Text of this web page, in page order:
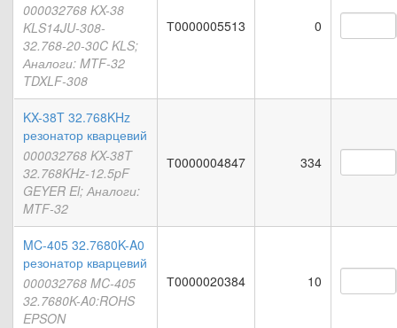
000032768 KX-38
KLS14JU-308-
32.768-20-30C KLS;
Аналоги: MTF-32
TDXLF-308
Т0000005513 0
KX-38T 32.768KHz
резонатор кварцевий
000032768 KX-38T
32.768KHz-12.5pF
GEYER El; Аналоги:
MTF-32
Т0000004847 334
MC-405 32.7680K-A0
резонатор кварцевий
000032768 MC-405
32.7680K-A0:ROHS
EPSON
Т0000020384 10